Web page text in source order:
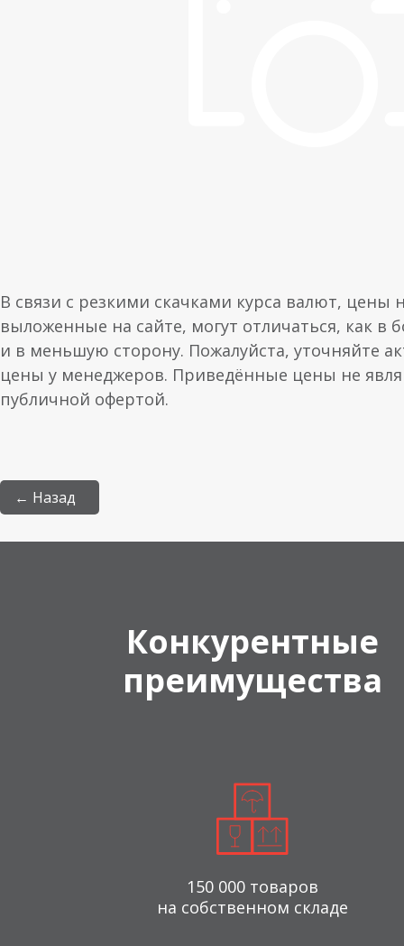
В связи с резкими скачками курса валют, цены
выложенные на сайте, могут отличаться, как в
и в меньшую сторону. Пожалуйста, уточняйте
цены у менеджеров. Приведённые цены не
публичной офертой.
← Назад
Конкурентные
преимущества
150 000 товаров
на собственном складе